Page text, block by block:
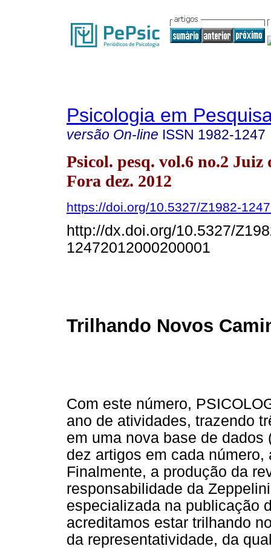
Psicologia em
versão On-line ISSN 1982-1247
Psicol. pesq. vol.6 no.2 Juiz
Fora dez. 2012
https://doi.org/10.5327/Z1982-
http://dx.doi.org/10.5327/
12472012000200001
Trilhando Novos
Com este número,
ano de atividades, trazendo
em uma nova base de
dez artigos em cada
Finalmente, a produção da
responsabilidade da
especializada na publicação
acreditamos estar trilhando
da representatividade, da